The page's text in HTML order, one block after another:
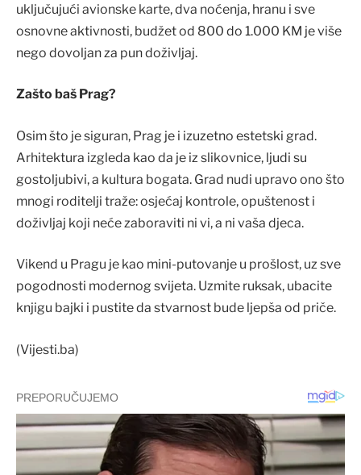
uključujući avionske karte, dva noćenja, hranu i sve
osnovne aktivnosti, budžet od 800 do 1.000 KM je više
nego dovoljan za pun doživljaj.
Zašto baš Prag?
Osim što je siguran, Prag je i izuzetno estetski grad.
Arhitektura izgleda kao da je iz slikovnice, ljudi su
gostoljubivi, a kultura bogata. Grad nudi upravo ono što
mnogi roditelji traže: osjećaj kontrole, opuštenost i
doživljaj koji neće zaboraviti ni vi, a ni vaša djeca.
Vikend u Pragu je kao mini-putovanje u prošlost, uz sve
pogodnosti modernog svijeta. Uzmite ruksak, ubacite
knjigu bajki i pustite da stvarnost bude ljepša od priče.
(Vijesti.ba)